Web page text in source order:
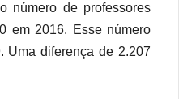
número de professores
em 2016. Esse número
Uma diferença de 2.207